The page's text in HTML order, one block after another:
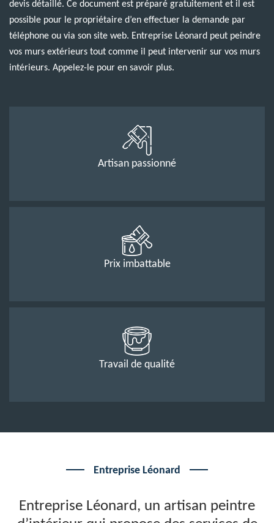
devis détaillé. Ce document est préparé gratuitement et il est
possible pour le propriétaire d’en effectuer la demande par
téléphone ou via son site web. Entreprise Léonard peut peindre
vos murs extérieurs tout comme il peut intervenir sur vos murs
intérieurs. Appelez-le pour en savoir plus.
Artisan passionné
Prix imbattable
Travail de qualité
Entreprise Léonard
Entreprise Léonard, un artisan peintre